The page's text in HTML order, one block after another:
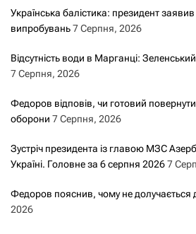
Українська балістика: президент
випробувань7 Серпня, 2026
Відсутність води в Марганці:
7 Серпня, 2026
Федоров відповів, чи готовий
оборони 7 Серпня, 2026
Зустріч президента із главою МЗС
Україні. Головне за 6 серпня 20267
Федоров пояснив, чому не долучається
2026